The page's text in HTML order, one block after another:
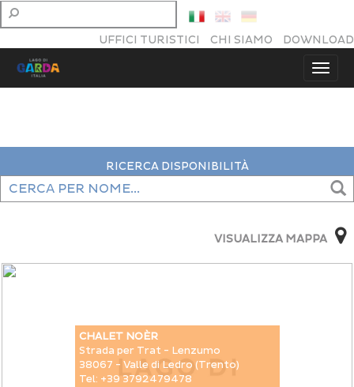
UFFICI TURISTICI CHI SIAMO DOWNLOAD
Elenco Affittacamere Valle di Ledro
RICERCA DISPONIBILITÀ
VISUALIZZA MAPPA
Do you own this website?
CHALET NOÈR
Strada per Trat - Lenzumo
38067 - Valle di Ledro (Trento)
Tel: +39 3792479478